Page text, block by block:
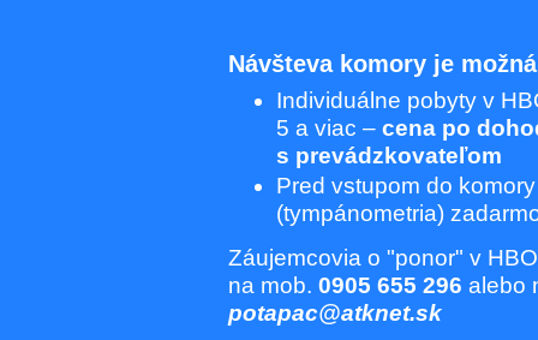
Návšteva komory je
Individuálne pobyty v
5 a viac – cena po
s prevádzkovateľom
Pred vstupom do
(tympánometria)
Záujemcovia o "ponor" v
na mob. 0905 655 296 alebo
potapac@atknet.sk